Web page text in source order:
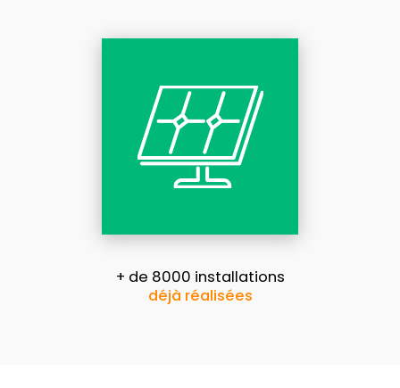
+ de 8000 installations
déjà réalisées